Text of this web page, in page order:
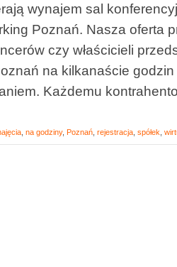
wynajem sal
Poznań. Nasza oferta
czy właścicieli
na kilkanaście
Każdemu
na godziny, Poznań rejestracja spółek